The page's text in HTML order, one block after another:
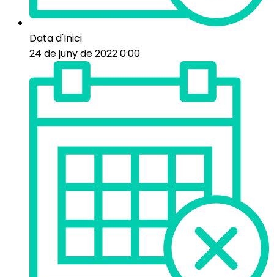
Data d'Inici
24 de juny de 2022 0:00